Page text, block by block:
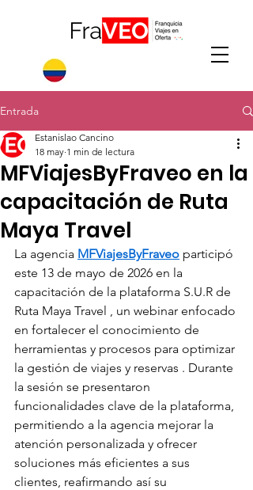
Entrada
MFViajesByFraveo en la
capacitación de Ruta
Maya Travel
Estanislao Cancino
18 may 1 min de lectura
La agencia MFViajesByFraveo participó
este 13 de mayo de 2026 en la
capacitación de la plataforma S.U.R de
Ruta Maya Travel , un webinar enfocado
en fortalecer el conocimiento de
herramientas y procesos para optimizar
la gestión de viajes y reservas . Durante
la sesión se presentaron
funcionalidades clave de la plataforma,
permitiendo a la agencia mejorar la
atención personalizada y ofrecer
soluciones más eficientes a sus
clientes, reafirmando así su